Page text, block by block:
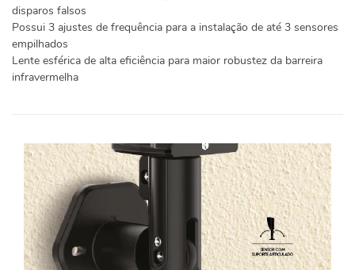
disparos falsos
Possui 3 ajustes de frequência para a instalação de até 3 sensores
empilhados
Lente esférica de alta eficiência para maior robustez da barreira
infravermelha